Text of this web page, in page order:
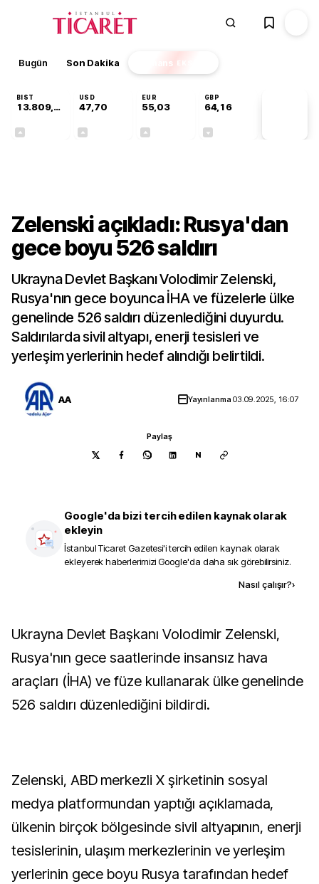
Bugün Son Dakika Finans EKSTRA
BIST
13.809,07
USD
47,70
EUR
55,03
GBP
64,16
Zelenski açıkladı: Rusya'dan
gece boyu 526 saldırı
Ukrayna Devlet Başkanı Volodimir Zelenski,
Rusya'nın gece boyunca İHA ve füzelerle ülke
genelinde 526 saldırı düzenlediğini duyurdu.
Saldırılarda sivil altyapı, enerji tesisleri ve
yerleşim yerlerinin hedef alındığı belirtildi.
AA Yayınlanma03.09.2025, 16:07
Paylaş
N
Google'da bizi tercih edilen kaynak olarak
ekleyin
İstanbul Ticaret Gazetesi'i tercih edilen kaynak olarak
ekleyerek haberlerimizi Google'da daha sık görebilirsiniz.
Nasıl çalışır?›
Ukrayna Devlet Başkanı Volodimir Zelenski,
Rusya'nın gece saatlerinde insansız hava
araçları (İHA) ve füze kullanarak ülke genelinde
526 saldırı düzenlediğini bildirdi.
Zelenski, ABD merkezli X şirketinin sosyal
medya platformundan yaptığı açıklamada,
ülkenin birçok bölgesinde sivil altyapının, enerji
tesislerinin, ulaşım merkezlerinin ve yerleşim
yerlerinin gece boyu Rusya tarafından hedef